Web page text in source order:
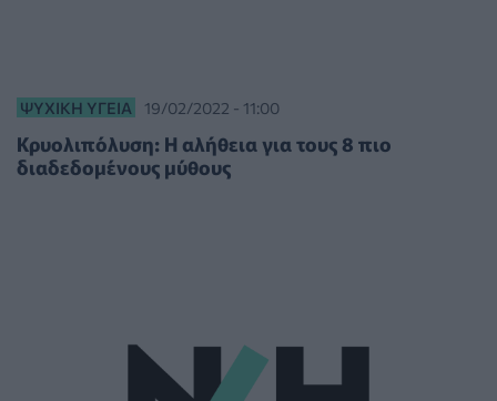
ΨΥΧΙΚΉ ΥΓΕΊΑ 19/02/2022 - 11:00
Κρυολιπόλυση: Η αλήθεια για τους 8 πιο
διαδεδομένους μύθους